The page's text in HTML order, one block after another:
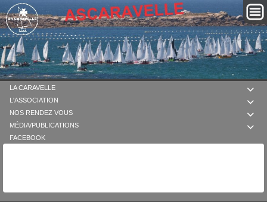

LA CARAVELLE

L'ASSOCIATION

NOS RENDEZ VOUS

MÉDIA/PUBLICATIONS
FACEBOOK